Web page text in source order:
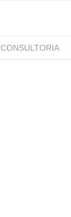
CONSULTORIA